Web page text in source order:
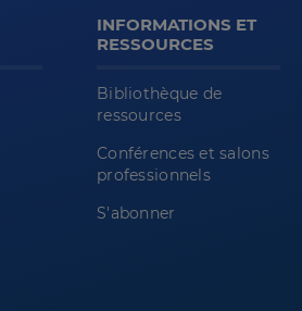
INFORMATIONS ET
RESSOURCES
Bibliothèque de
ressources
Conférences et salons
professionnels
S'abonner